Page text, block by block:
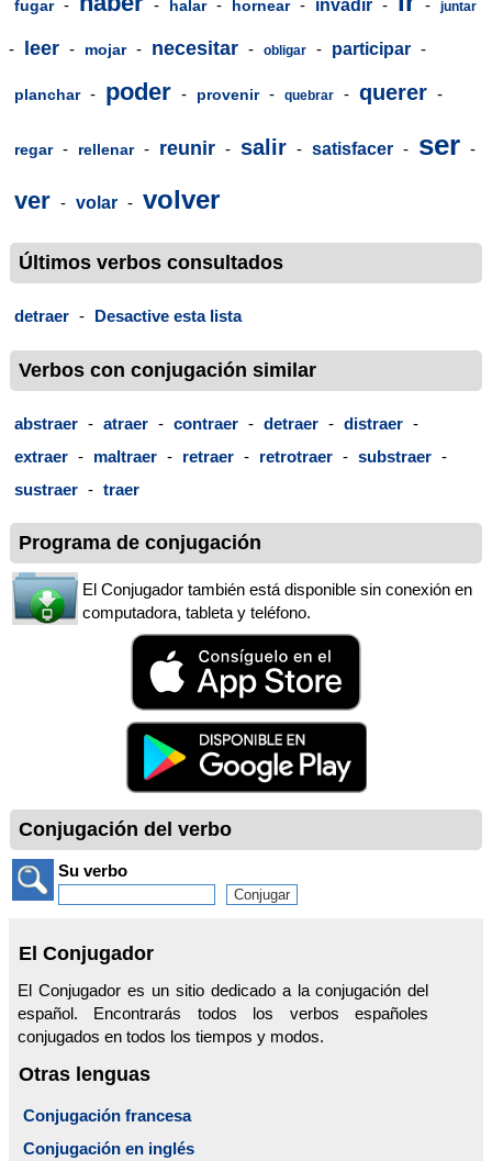
fugar - - halar - hornear - invadir - - juntar
- leer - mojar - necesitar - obligar - participar -
planchar - poder - provenir - quebrar - querer -
regar - rellenar - reunir - salir - satisfacer - ser -
ver - volar - volver
Últimos verbos consultados
detraer - Desactive esta lista
Verbos con conjugación similar
abstraer - atraer - contraer - detraer - distraer -
extraer - maltraer - retraer - retrotraer - substraer -
sustraer - traer
Programa de conjugación
El Conjugador también está disponible sin conexión en
computadora, tableta y teléfono.
Conjugación del verbo
Su verbo
El Conjugador
El Conjugador es un sitio dedicado a la conjugación del
español. Encontrarás todos los verbos españoles
conjugados en todos los tiempos y modos.
Otras lenguas
Conjugación francesa
Conjugación en inglés